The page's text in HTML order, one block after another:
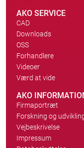
AKO SERVICE
CAD
Downloads
OSS
Forhandlere
Videoer
Værd at vide
AKO
Firmaportræt
Forskning og
Vejbeskrivelse
Impressum